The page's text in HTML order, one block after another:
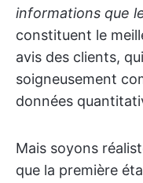
informations que
constituent le
avis des clients,
soigneusement
données
Mais soyons
que la première